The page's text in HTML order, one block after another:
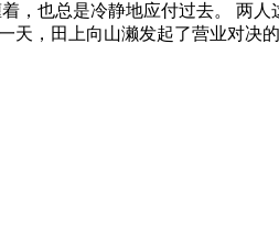
，也总是冷静地应付过去。 两
天，田上向山濑发起了营业对决